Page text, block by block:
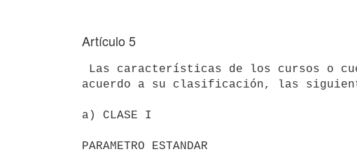
Artículo 5
acuerdo a su clasificación, las
a) CLASE I
PARAMETRO ESTANDAR